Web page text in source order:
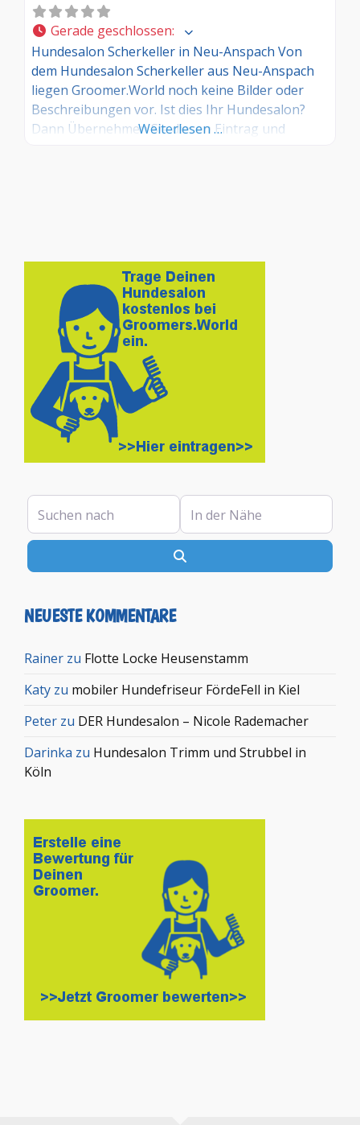
Gerade geschlossen:
Hundesalon Scherkeller in Neu-Anspach Von
dem Hundesalon Scherkeller aus Neu-Anspach
liegen Groomer.World noch keine Bilder oder
Beschreibungen vor. Ist dies Ihr Hundesalon?
Dann Übernehmen Sie diesen Eintrag und
Weiterlesen …
Suchen nach In der Nähe
NEUESTE KOMMENTARE
Rainer zu Flotte Locke Heusenstamm
Katy zu mobiler Hundefriseur FördeFell in Kiel
Peter zu DER Hundesalon – Nicole Rademacher
Darinka zu Hundesalon Trimm und Strubbel in
Köln